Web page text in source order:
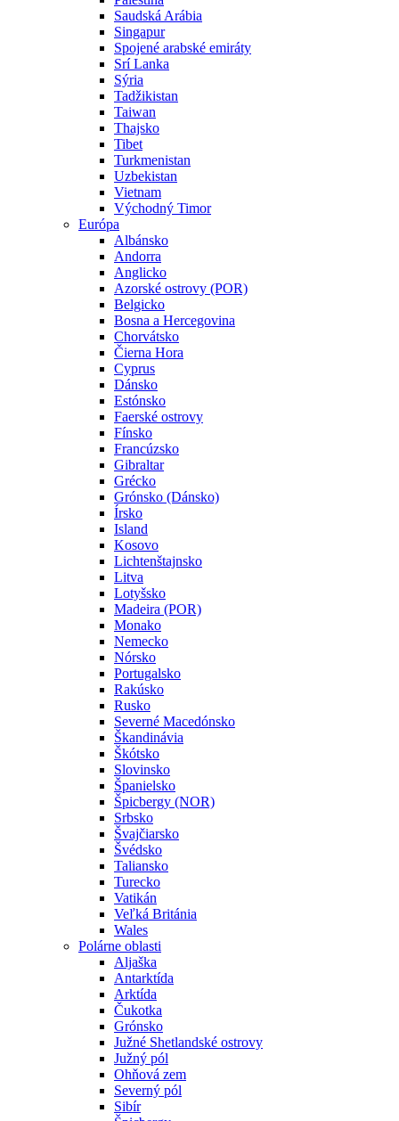
Saudská Arábia
Singapur
Spojené arabské emiráty
Srí Lanka
Sýria
Tadžikistan
Taiwan
Thajsko
Tibet
Turkmenistan
Uzbekistan
Vietnam
Východný Timor
Európa
Albánsko
Andorra
Anglicko
Azorské ostrovy (POR)
Belgicko
Bosna a Hercegovina
Chorvátsko
Čierna Hora
Cyprus
Dánsko
Estónsko
Faerské ostrovy
Fínsko
Francúzsko
Gibraltar
Grécko
Grónsko (Dánsko)
Írsko
Island
Kosovo
Lichtenštajnsko
Litva
Lotyšsko
Madeira (POR)
Monako
Nemecko
Nórsko
Portugalsko
Rakúsko
Rusko
Severné Macedónsko
Škandinávia
Škótsko
Slovinsko
Španielsko
Špicbergy (NOR)
Srbsko
Švajčiarsko
Švédsko
Taliansko
Turecko
Vatikán
Veľká Británia
Wales
Polárne oblasti
Aljaška
Antarktída
Arktída
Čukotka
Grónsko
Južné Shetlandské ostrovy
Južný pól
Ohňová zem
Severný pól
Sibír